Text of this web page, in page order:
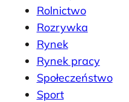
Rolnictwo
Rozrywka
Rynek
Rynek pracy
Społeczeństwo
Sport